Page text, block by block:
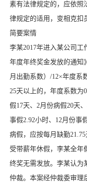
素有法律规定的，应依照
律规定的适用，变相克扣
简要案情
李某2017年进入某公司工
年度年终奖金发放的通知
月出勤系数）/12×年度系
25天以上的，年度系数为
假17天、2月份病假20天
事假2.92小时、12月份事
病假，应按每月缺勤
受带薪年休假，李某全年
终奖无需发放。李某认为
仲裁。本案经仲裁委审理